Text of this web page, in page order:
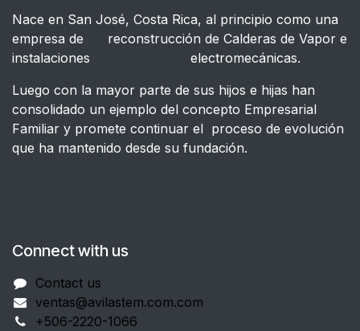
Nace en San José, Costa Rica, al principio como una
empresa de reconstrucción de Calderas de Vapor e
instalaciones electromecánicas.
Luego con la mayor parte de sus hijos e hijas han
consolidado un ejemplo del concepto Empresarial
Familiar y promete continuar el proceso de evolución
que ha mantenido desde su fundación.
Connect with us
Contact us
ventas@avilastem.com.com
+506-2220-1066